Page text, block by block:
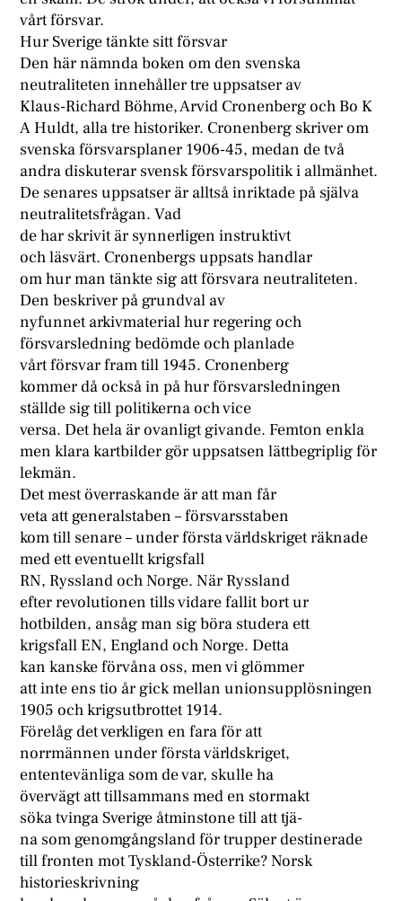
vårt försvar.
Hur Sverige tänkte sitt försvar
Den här nämnda boken om den svenska
neutraliteten innehåller tre uppsatser av
Klaus-Richard Böhme, Arvid Cronenberg och Bo K
A Huldt, alla tre historiker. Cronenberg skriver om
svenska försvarsplaner 1906-45, medan de två
andra diskuterar svensk försvarspolitik i allmänhet.
De senares uppsatser är alltså inriktade på själva
neutralitetsfrågan. Vad
de har skrivit är synnerligen instruktivt
och läsvärt. Cronenbergs uppsats handlar
om hur man tänkte sig att försvara neutraliteten.
Den beskriver på grundval av
nyfunnet arkivmaterial hur regering och
försvarsledning bedömde och planlade
vårt försvar fram till 1945. Cronenberg
kommer då också in på hur försvarsledningen
ställde sig till politikerna och vice
versa. Det hela är ovanligt givande. Femton enkla
men klara kartbilder gör uppsatsen lättbegriplig för
lekmän.
Det mest överraskande är att man får
veta att generalstaben – försvarsstaben
kom till senare – under första världskriget räknade
med ett eventuellt krigsfall
RN, Ryssland och Norge. När Ryssland
efter revolutionen tills vidare fallit bort ur
hotbilden, ansåg man sig böra studera ett
krigsfall EN, England och Norge. Detta
kan kanske förvåna oss, men vi glömmer
att inte ens tio år gick mellan unionsupplösningen
1905 och krigsutbrottet 1914.
Förelåg det verkligen en fara för att
norrmännen under första världskriget,
ententevänliga som de var, skulle ha
övervägt att tillsammans med en stormakt
söka tvinga Sverige åtminstone till att tjä-
na som genomgångsland för trupper destinerade
till fronten mot Tyskland-Österrike? Norsk
historieskrivning